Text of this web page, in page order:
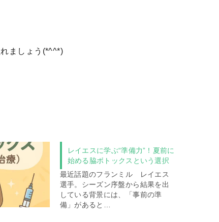
ましょう(*^^*)
レイエスに学ぶ“準備力”！夏前に
始める脇ボトックスという選択
最近話題のフランミル レイエス
選手。シーズン序盤から結果を出
している背景には、「事前の準
備」があると…